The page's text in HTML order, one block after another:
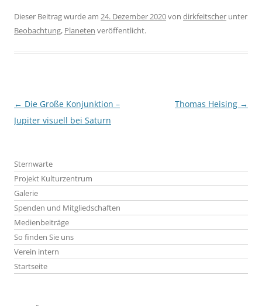
Dieser Beitrag wurde am 24. Dezember 2020von dirkfeitscher unter
Beobachtung, Planeten veröffentlicht.
Beitragsnavigation
← Die Große Konjunktion –
Jupiter visuell bei Saturn
Thomas Heising →
Sternwarte
Projekt Kulturzentrum
Galerie
Spenden und Mitgliedschaften
Medienbeiträge
So finden Sie uns
Verein intern
Startseite